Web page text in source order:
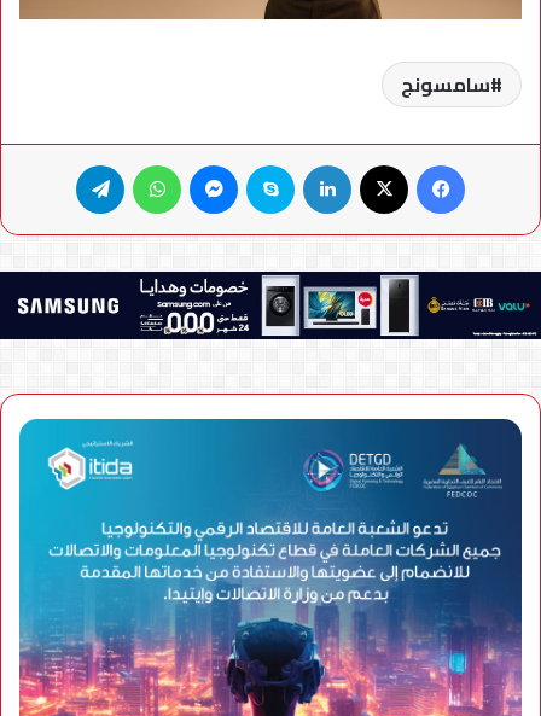
سامسونج
فيسبوك لينكدإن سكايب ماسنجر واتساب